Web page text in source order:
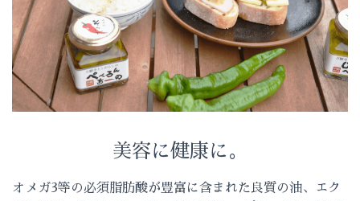
美容に健康に。
オメガ3等の必須脂肪酸が豊富に含まれた良質の油、エク